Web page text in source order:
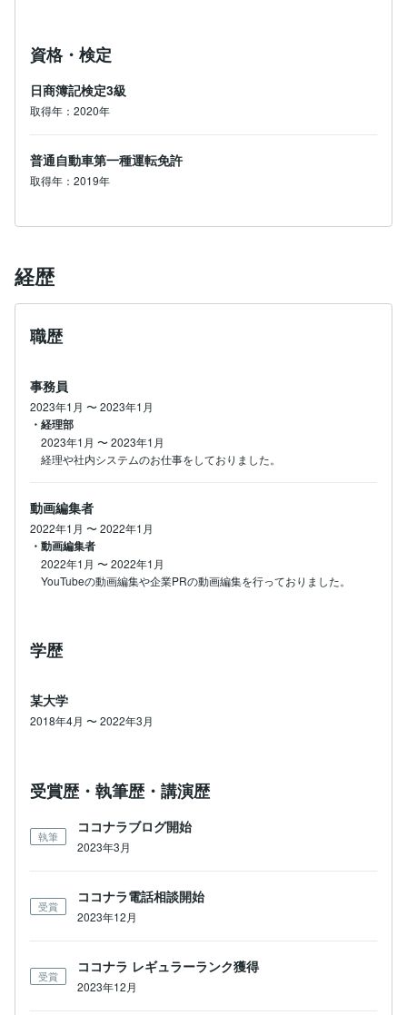
資格・検定
日商簿記検定3級
取得年：2020年
普通自動車第一種運転免許
取得年：2019年
経歴
職歴
事務員
2023年1月 〜2023年1月
・経理部
2023年1月 〜2023年1月
経理や社内システムのお仕事をしておりました。
動画編集者
2022年1月 〜2022年1月
・動画編集者
2022年1月 〜2022年1月
YouTubeの動画編集や企業PRの動画編集を行っておりました。
学歴
某大学
2018年4月 〜 2022年3月
受賞歴・執筆歴・講演歴
執筆
ココナラブログ開始︎
2023年3月
受賞
ココナラ電話相談開始
2023年12月
受賞
ココナラ レギュラーランク獲得
2023年12月